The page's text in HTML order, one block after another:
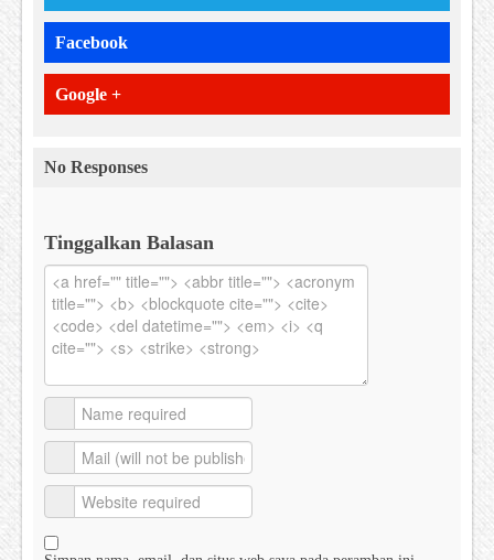
Facebook
Google +
No Responses
Tinggalkan Balasan